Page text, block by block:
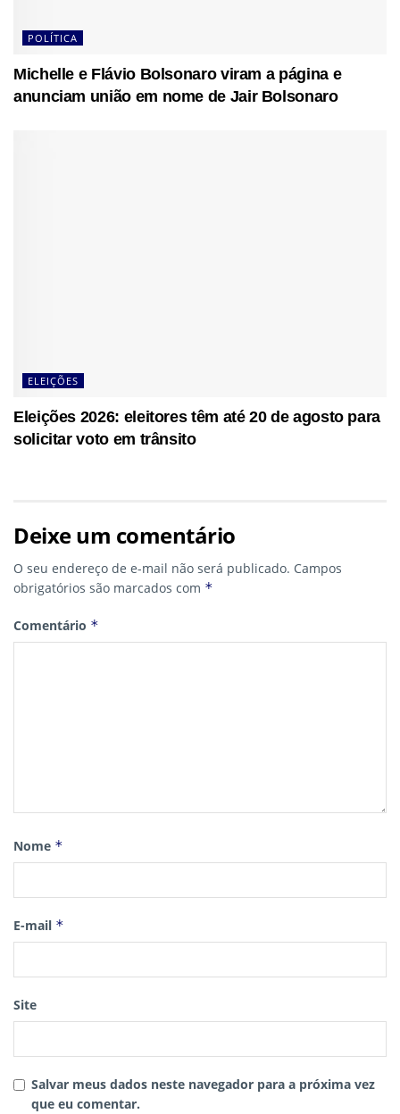
POLÍTICA
Michelle e Flávio Bolsonaro viram a página e
anunciam união em nome de Jair Bolsonaro
ELEIÇÕES
Eleições 2026: eleitores têm até 20 de agosto para
solicitar voto em trânsito
Deixe um comentário
O seu endereço de e-mail não será publicado. Campos
obrigatórios são marcados com *
Comentário *
Nome *
E-mail *
Site
Salvar meus dados neste navegador para a próxima vez
que eu comentar.